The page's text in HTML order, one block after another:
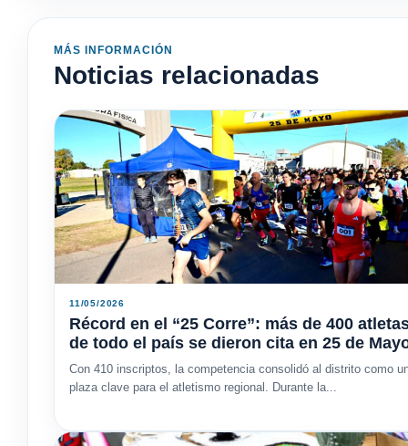
MÁS INFORMACIÓN
Noticias relacionadas
11/05/2026
Récord en el “25 Corre”: más de 400
de todo el país se dieron cita en 25 de
Con 410 inscriptos, la competencia consolidó al distrito como
plaza clave para el atletismo regional. Durante la...